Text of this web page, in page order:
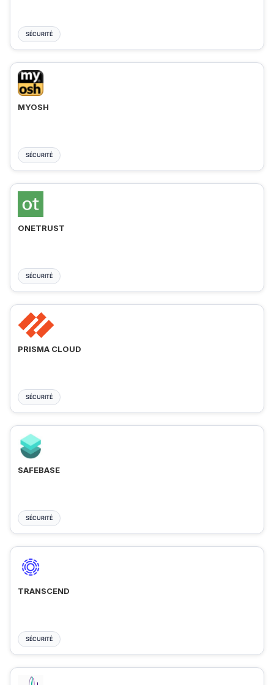
SÉCURITÉ
MYOSH
SÉCURITÉ
ONETRUST
SÉCURITÉ
PRISMA CLOUD
SÉCURITÉ
SAFEBASE
SÉCURITÉ
TRANSCEND
SÉCURITÉ